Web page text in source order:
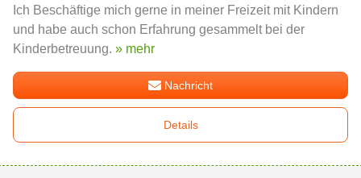
Ich Beschäftige mich gerne in meiner Freizeit mit Kindern
und habe auch schon Erfahrung gesammelt bei der
Kinderbetreuung. » mehr
Nachricht
Details